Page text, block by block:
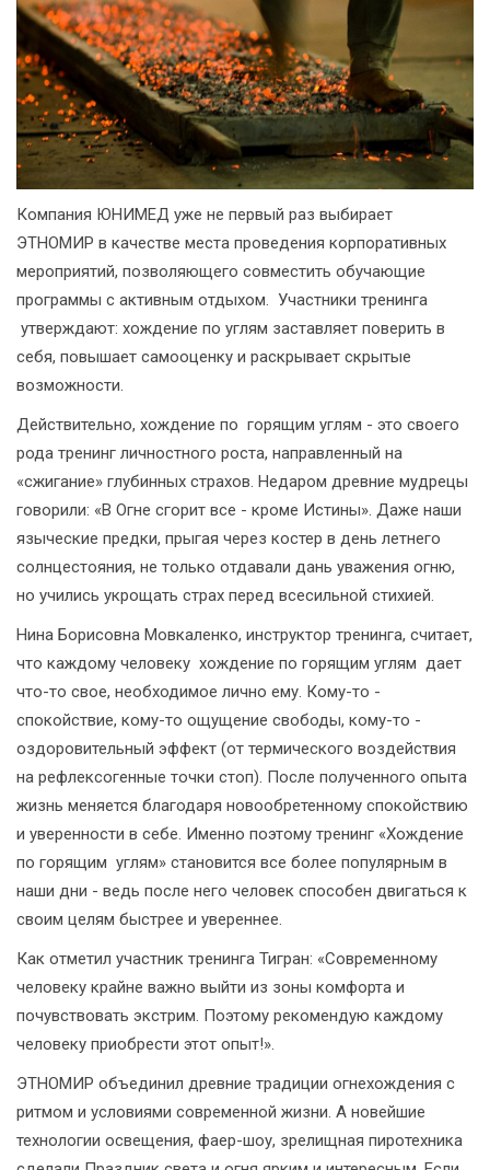
Компания ЮНИМЕД уже не первый раз выбирает
ЭТНОМИР в качестве места проведения корпоративных
мероприятий, позволяющего совместить обучающие
программы с активным отдыхом. Участники тренинга
утверждают: хождение по углям заставляет поверить в
себя, повышает самооценку и раскрывает скрытые
возможности.
Действительно, хождение по горящим углям - это своего
рода тренинг личностного роста, направленный на
«сжигание» глубинных страхов. Недаром древние мудрецы
говорили: «В Огне сгорит все - кроме Истины». Даже наши
языческие предки, прыгая через костер в день летнего
солнцестояния, не только отдавали дань уважения огню,
но учились укрощать страх перед всесильной стихией.
Нина Борисовна Мовкаленко, инструктор тренинга, считает,
что каждому человеку хождение по горящим углям дает
что-то свое, необходимое лично ему. Кому-то -
спокойствие, кому-то ощущение свободы, кому-то -
оздоровительный эффект (от термического воздействия
на рефлексогенные точки стоп). После полученного опыта
жизнь меняется благодаря новообретенному спокойствию
и уверенности в себе. Именно поэтому тренинг «Хождение
по горящим углям» становится все более популярным в
наши дни - ведь после него человек способен двигаться к
своим целям быстрее и увереннее.
Как отметил участник тренинга Тигран: «Современному
человеку крайне важно выйти из зоны комфорта и
почувствовать экстрим. Поэтому рекомендую каждому
человеку приобрести этот опыт!».
ЭТНОМИР объединил древние традиции огнехождения с
ритмом и условиями современной жизни. А новейшие
технологии освещения, фаер-шоу, зрелищная пиротехника